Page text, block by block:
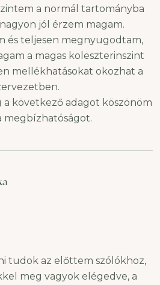
a normál tartományba
jól érzem magam.
és teljesen megnyugodtam,
a magas koleszterinszint
mellékhatásokat okozhat a
következő adagot köszönöm
megbízhatóságot.
tudok az előttem szólókhoz,
meg vagyok elégedve, a